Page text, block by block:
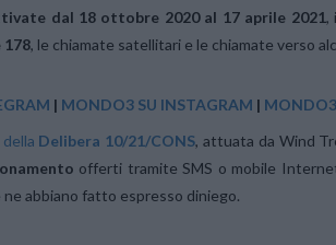
dal 18 ottobre 2020 al 17 aprile 2021,
178, le chiamate satellitari e le chiamate verso
| MONDO3 SU INSTAGRAM |
della Delibera 10/21/CONS, attuata da Wind
offerti tramite SMS o mobile
abbiano fatto espresso diniego.